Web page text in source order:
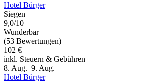
Hotel Bürger
Siegen
9,0/10
Wunderbar
(53 Bewertungen)
102 €
inkl. Steuern & Gebühren
8. Aug.–9. Aug.
Hotel Bürger